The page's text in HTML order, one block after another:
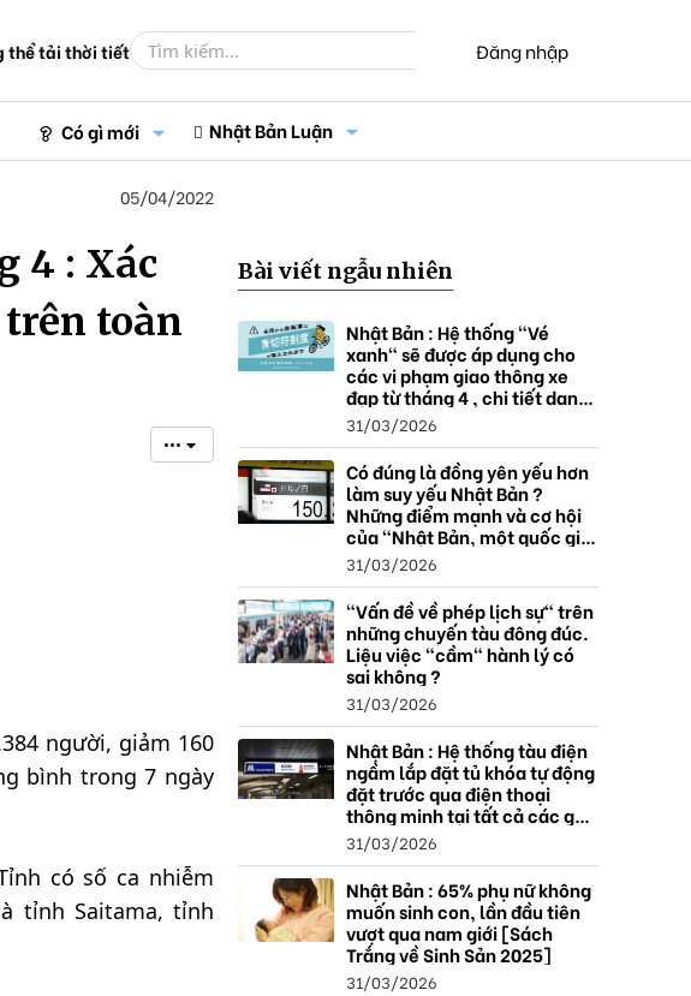
thể tải thời tiết Đăng nhập
Có gì mới Nhật Bản Luận
05/04/2022
4 : Xác
toàn
•••
người, giảm 160
bình trong 7 ngày
có số ca nhiễm
tỉnh Saitama, tỉnh
Bài viết ngẫu nhiên
Nhật Bản : Hệ thống "Vé
xanh" sẽ được áp dụng cho
các vi phạm giao thông xe
đạp từ tháng 4 , chi tiết danh
sách và mức xử phạt.
31/03/2026
Có đúng là đồng yên yếu hơn
làm suy yếu Nhật Bản ?
Những điểm mạnh và cơ hội
của "Nhật Bản, một quốc gia
thặng dư".
31/03/2026
"Vấn đề về phép lịch sự" trên
những chuyến tàu đông đúc.
Liệu việc "cầm" hành lý có
sai không ?
31/03/2026
Nhật Bản : Hệ thống tàu điện
ngầm lắp đặt tủ khóa tự động
đặt trước qua điện thoại
thông minh tại tất cả các ga ,
mở rộng mạng lưới do nhu
cầu tăng.
31/03/2026
Nhật Bản : 65% phụ nữ không
muốn sinh con, lần đầu tiên
vượt qua nam giới [Sách
Trắng về Sinh Sản 2025]
31/03/2026